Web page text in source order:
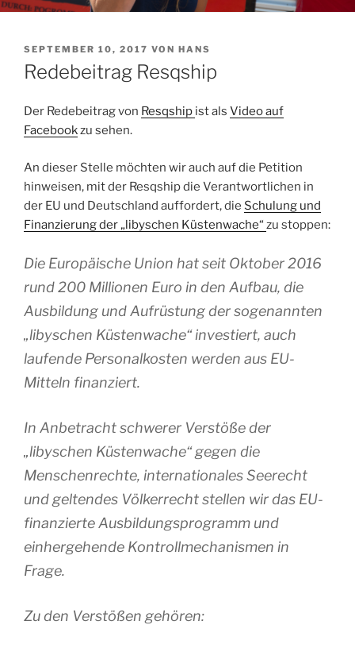
VERÖFFENTLICHT
AM
SEPTEMBER 10, 2017 VON HANS
Redebeitrag Resqship
Der Redebeitrag von Resqship ist als Video auf
Facebookzu sehen.
An dieser Stelle möchten wir auch auf die Petition
hinweisen, mit der Resqship die Verantwortlichen in
der EU und Deutschland auffordert, die Schulung und
Finanzierung der „libyschen Küstenwache“ zu stoppen:
Die Europäische Union hat seit Oktober 2016
rund 200 Millionen Euro in den Aufbau, die
Ausbildung und Aufrüstung der sogenannten
„libyschen Küstenwache“ investiert, auch
laufende Personalkosten werden aus EU-
Mitteln finanziert.
In Anbetracht schwerer Verstöße der
„libyschen Küstenwache“ gegen die
Menschenrechte, internationales Seerecht
und geltendes Völkerrecht stellen wir das EU-
finanzierte Ausbildungsprogramm und
einhergehende Kontrollmechanismen in
Frage.
Zu den Verstößen gehören: